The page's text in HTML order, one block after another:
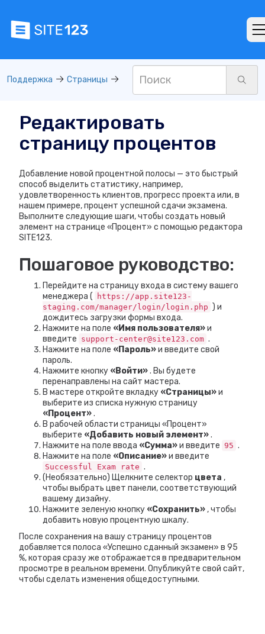
Поддержка Страницы
Редактировать
страницу процентов
Добавление новой процентной полосы — это быстрый
способ выделить статистику, например,
удовлетворенность клиентов, прогресс проекта или, в
нашем примере, процент успешной сдачи экзамена.
Выполните следующие шаги, чтобы создать новый
элемент на странице «Процент» с помощью редактора
SITE123.
Пошаговое руководство:
Перейдите на страницу входа в систему вашего
менеджера (
https://app.site123-
staging.com/manager/login/login.php ) и
дождитесь загрузки формы входа.
Нажмите на поле «Имя пользователя»и
введите support-center@site123.com .
Нажмите на поле «Пароль»и введите свой
пароль.
Нажмите кнопку «Войти». Вы будете
перенаправлены на сайт мастера.
В мастере откройте вкладку «Страницы»и
выберите из списка нужную страницу
«Процент».
В рабочей области страницы «Процент»
выберите «Добавить новый элемент».
Нажмите на поле ввода «Сумма»и введите 95 .
Нажмите на поле «Описание»и введите
Successful Exam rate .
(Необязательно) Щелкните селектор цвета ,
чтобы выбрать цвет панели, соответствующий
вашему дизайну.
Нажмите зеленую кнопку «Сохранить» , чтобы
добавить новую процентную шкалу.
После сохранения на вашу страницу процентов
добавляется полоса «Успешно сданный экзамен» в 95
%, которая сразу же отображается в предварительном
просмотре в реальном времени. Опубликуйте свой сайт,
чтобы сделать изменения общедоступными.